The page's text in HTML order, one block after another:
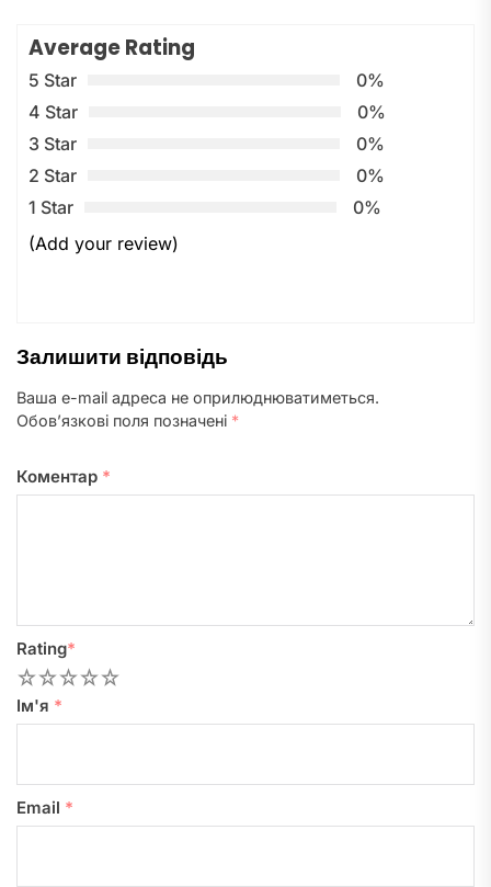
Average Rating
5 Star
0%
4 Star
0%
3 Star
0%
2 Star
0%
1 Star
0%
(Add your review)
Залишити відповідь
Ваша e-mail адреса не оприлюднюватиметься.
Обов’язкові поля позначені *
Коментар *
Rating*
5
4
3
2
Ім'я *
Email *